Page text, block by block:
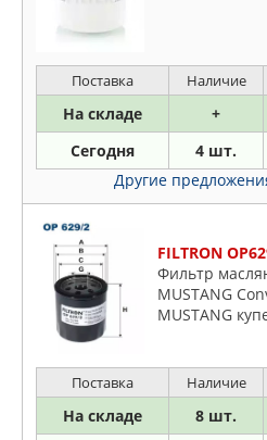
Поставка Наличие
На складе +
Сегодня 4 шт.
Другие
FILTRON
Фильтр
MUSTANG
MUSTANG
Поставка Наличие
На складе 8 шт.